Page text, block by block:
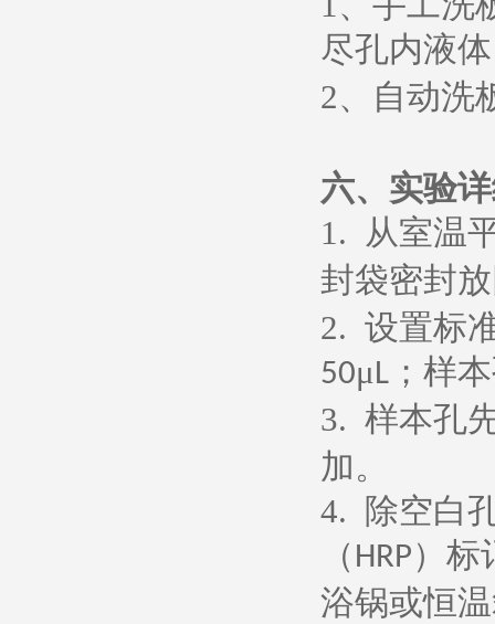
尽孔内液
2、 自动洗
六、 实验
1. 从室温
封袋密封
2. 设置标
50μL ；样
3. 样本孔
加。
4. 除空白
（ HRP）标
浴锅或恒